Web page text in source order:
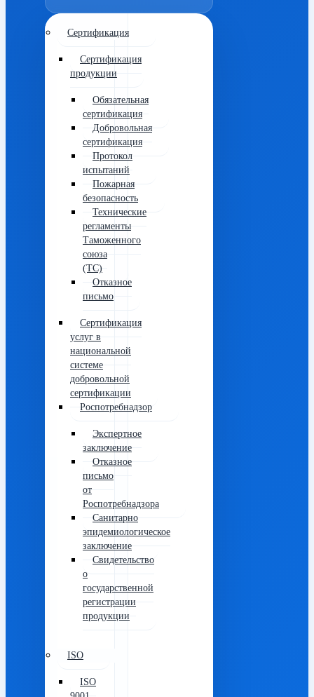
Сертификация
Сертификация
продукции
Обязательная
сертификация
Добровольная
сертификация
Протокол
испытаний
Пожарная
безопасность
Технические
регламенты
Таможенного
союза
(ТС)
Отказное
письмо
Сертификация
услуг в
национальной
системе
добровольной
сертификации
Роспотребнадзор
Экспертное
заключение
Отказное
письмо
от
Роспотребнадзора
Санитарно
эпидемиологическое
заключение
Свидетельство
о
государственной
регистрации
продукции
ISO
ISO